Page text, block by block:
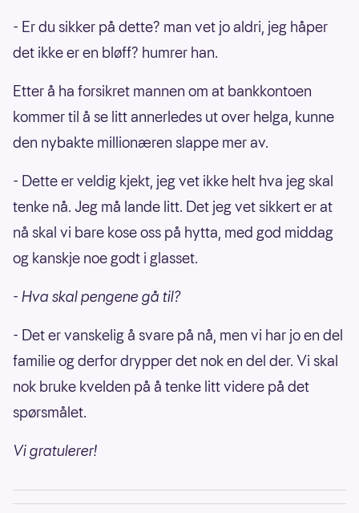
- Er du sikker på dette? man vet jo aldri, jeg håper
det ikke er en bløff? humrer han.
Etter å ha forsikret mannen om at bankkontoen
kommer til å se litt annerledes ut over helga, kunne
den nybakte millionæren slappe mer av.
- Dette er veldig kjekt, jeg vet ikke helt hva jeg skal
tenke nå. Jeg må lande litt. Det jeg vet sikkert er at
nå skal vi bare kose oss på hytta, med god middag
og kanskje noe godt i glasset.
- Hva skal pengene gå til?
- Det er vanskelig å svare på nå, men vi har jo en del
familie og derfor drypper det nok en del der. Vi skal
nok bruke kvelden på å tenke litt videre på det
spørsmålet.
Vi gratulerer!